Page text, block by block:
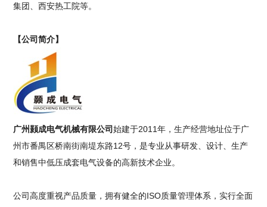
集团、西安热工院等。
【公司简介】
广州颢成电气机械有限公司始建于2011年，生产经营地址位于广
州市番禺区桥南街南堤东路12号，是专业从事研发、设计、生产
和销售中低压成套电气设备的高新技术企业。
公司高度重视产品质量，拥有健全的ISO质量管理体系，实行全面